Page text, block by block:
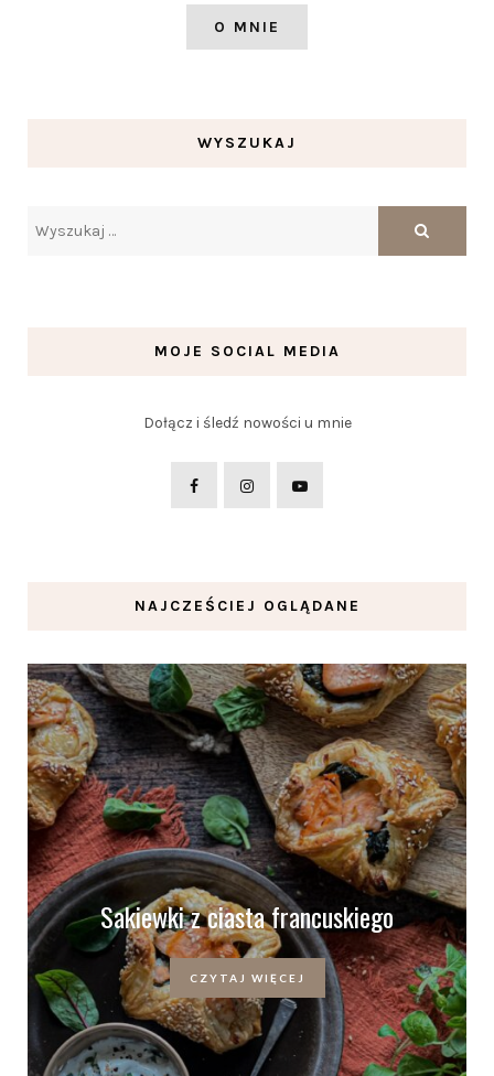
O MNIE
WYSZUKAJ
MOJE SOCIAL MEDIA
Dołącz i śledź nowości u mnie
NAJCZEŚCIEJ OGLĄDANE
Sakiewki z ciasta francuskiego
CZYTAJ WIĘCEJ